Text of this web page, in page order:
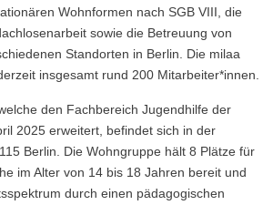
Wohnformen nach SGB VIII, die
sowie die Betreuung von
Standorten in Berlin. Die milaa
insgesamt rund 200 Mitarbeiter*innen.
den Fachbereich Jugendhilfe der
2025 erweitert, befindet sich in der
Berlin. Die Wohngruppe hält 8 Plätze für
im Alter von 14 bis 18 Jahren bereit und
durch einen pädagogischen